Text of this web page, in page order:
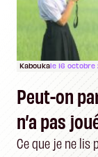
Kaboukale 16 octobre
Peut-on
n’a pas
Ce que je ne lis